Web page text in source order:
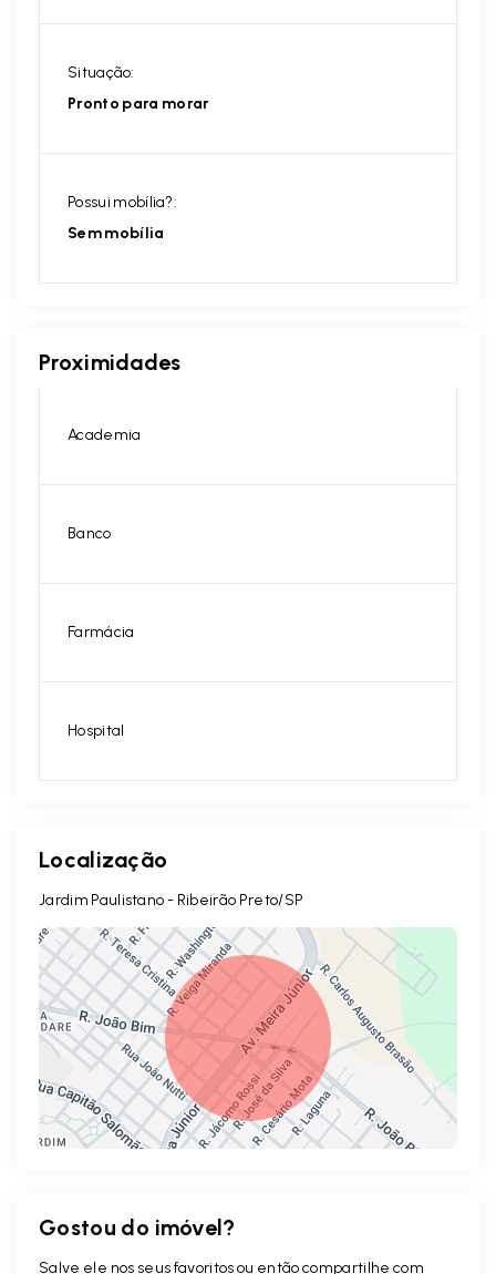
Situação:
Pronto para morar
Possui mobília?:
Sem mobília
Proximidades
Academia
Banco
Farmácia
Hospital
Localização
Jardim Paulistano - Ribeirão Preto/SP
Gostou do imóvel?
Salve ele nos seus favoritos ou então compartilhe com